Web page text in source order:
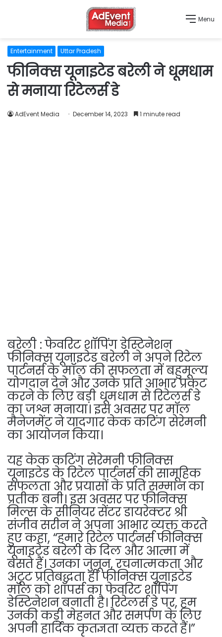
Menu
Entertainment Uttar Pradesh
फीनिक्स यूनाइटेड बरेली ने धूमधाम
से मनाया रिटेलर्स डे
AdEvent Media December 14, 2023 1 minute read
बरेली : फेवरिट शॉपिंग डेस्टिनेशन
फीनिक्स यूनाइटेड बरेली ने अपने रिटेल
पार्टनर्स के मॉल की सफलता में बहुमूल्य
योगदान देने और उनके प्रति आभार प्रकट
करने के लिए बड़ी धूमधाम से रिटेलर्स डे
का जश्न मनाया। इस अवसर पर मॉल
मैनेजमेंट ने यादगार केक कटिंग सेरेमनी
का आयोजन किया।
यह केक कटिंग सेरेमनी फीनिक्स
यूनाइटेड के रिटेल पार्टनर्स की सामूहिक
सफलता और प्रयासों के प्रति सम्मान का
प्रतीक बनी। इस अवसर पर फीनिक्स
मिल्स के सीनियर सेंटर डायरेक्टर श्री
संजीव सरीन ने अपना आभार व्यक्त करते
हुए कहा, “हमारे रिटेल पार्टनर्स फीनिक्स
यूनाइटेड बरेली के दिल और आत्मा में
बसते हैं। उनका जुनून, रचनात्मकता और
अटूट प्रतिबद्धता ही फीनिक्स यूनाइटेड
मॉल को शॉपर्स का फेवरिट शॉपिंग
डेस्टिनेशन बनाती है। रिटेलर्स डे पर, हम
उनकी कड़ी मेहनत और समर्पण के लिए
अपनी हार्दिक कृतज्ञता व्यक्त करते हैं।”